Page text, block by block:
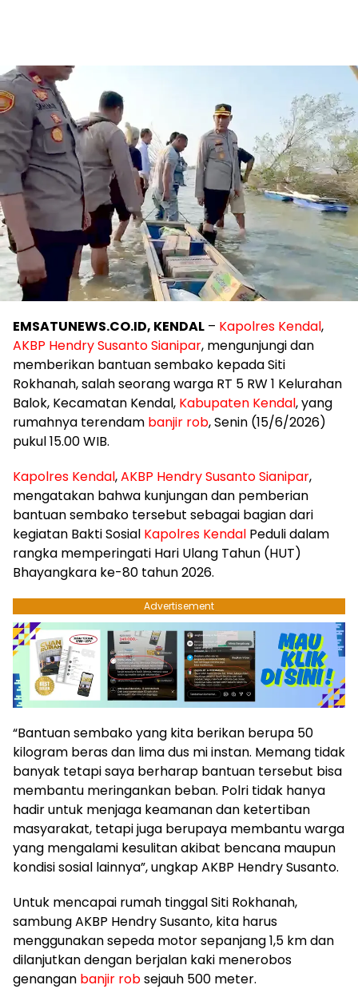
EMSATUNEWS.CO.ID, KENDAL – Kapolres Kendal,
AKBP Hendry Susanto Sianipar, mengunjungi dan
memberikan bantuan sembako kepada Siti
Rokhanah, salah seorang warga RT 5 RW 1 Kelurahan
Balok, Kecamatan Kendal, Kabupaten Kendal, yang
rumahnya terendam banjir rob, Senin (15/6/2026)
pukul 15.00 WIB.
Kapolres Kendal,AKBP Hendry Susanto Sianipar,
mengatakan bahwa kunjungan dan pemberian
bantuan sembako tersebut sebagai bagian dari
kegiatan Bakti Sosial Kapolres Kendal Peduli dalam
rangka memperingati Hari Ulang Tahun (HUT)
Bhayangkara ke-80 tahun 2026.
Advertisement
“Bantuan sembako yang kita berikan berupa 50
kilogram beras dan lima dus mi instan. Memang tidak
banyak tetapi saya berharap bantuan tersebut bisa
membantu meringankan beban. Polri tidak hanya
hadir untuk menjaga keamanan dan ketertiban
masyarakat, tetapi juga berupaya membantu warga
yang mengalami kesulitan akibat bencana maupun
kondisi sosial lainnya”, ungkap AKBP Hendry Susanto.
Untuk mencapai rumah tinggal Siti Rokhanah,
sambung AKBP Hendry Susanto, kita harus
menggunakan sepeda motor sepanjang 1,5 km dan
dilanjutkan dengan berjalan kaki menerobos
genangan banjir robsejauh 500 meter.